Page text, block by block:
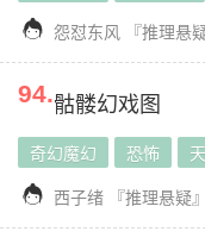
 怨怼东风 『推理悬
94.骷髅幻戏图
奇幻魔幻 恐怖
 西子绪 『推理悬疑』